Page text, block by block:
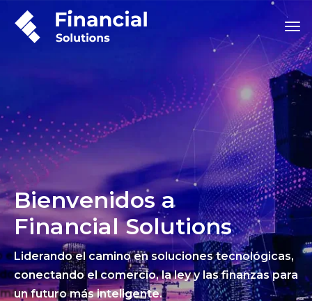
Bienvenidos a
Financial Solutions
Liderando el camino en soluciones tecnológicas,
conectando el comercio, la ley y las finanzas para
un futuro más inteligente.